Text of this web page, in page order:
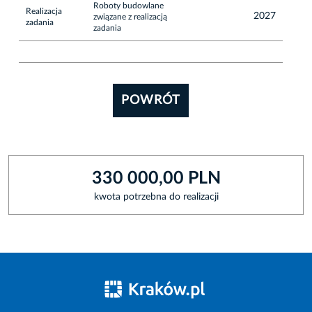
Realizacja
zadania
Roboty budowlane
związane z realizacją
zadania
2027
POWRÓT
330 000,00 PLN
kwota potrzebna do realizacji